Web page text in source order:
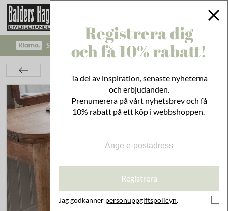
SÄKRA BETALNINGAR MED KLARNA CHECKOUT!
Registrera dig
och få 10% rabatt!
Ta del av inspiration, senaste nyheterna
och erbjudanden.
Prenumerera på vårt nyhetsbrev och få
10% rabatt på ett köp i webbshoppen.
Registrera
Jag godkänner personuppgiftspolicyn.